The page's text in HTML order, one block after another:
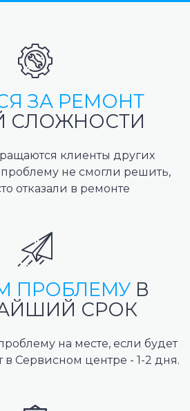
ЗА РЕМОНТ
СЛОЖНОСТИ
клиенты других
не смогли решить,
отказали в ремонте
ПРОБЛЕМУ В
СРОК
на месте, если будет
Сервисном центре - 1-2 дня.